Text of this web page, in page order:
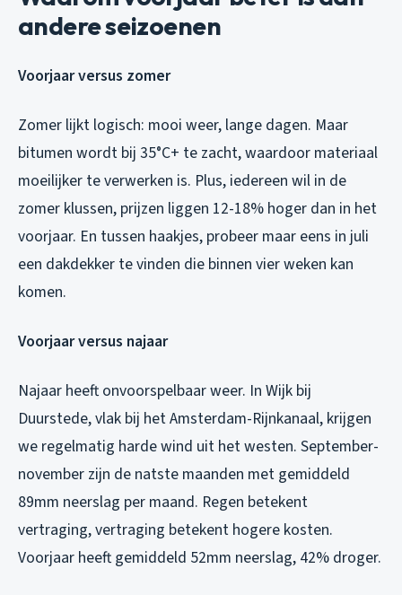
andere seizoenen
Voorjaar versus zomer
Zomer lijkt logisch: mooi weer, lange dagen. Maar
bitumen wordt bij 35°C+ te zacht, waardoor materiaal
moeilijker te verwerken is. Plus, iedereen wil in de
zomer klussen, prijzen liggen 12-18% hoger dan in het
voorjaar. En tussen haakjes, probeer maar eens in juli
een dakdekker te vinden die binnen vier weken kan
komen.
Voorjaar versus najaar
Najaar heeft onvoorspelbaar weer. In Wijk bij
Duurstede, vlak bij het Amsterdam-Rijnkanaal, krijgen
we regelmatig harde wind uit het westen. September-
november zijn de natste maanden met gemiddeld
89mm neerslag per maand. Regen betekent
vertraging, vertraging betekent hogere kosten.
Voorjaar heeft gemiddeld 52mm neerslag, 42% droger.